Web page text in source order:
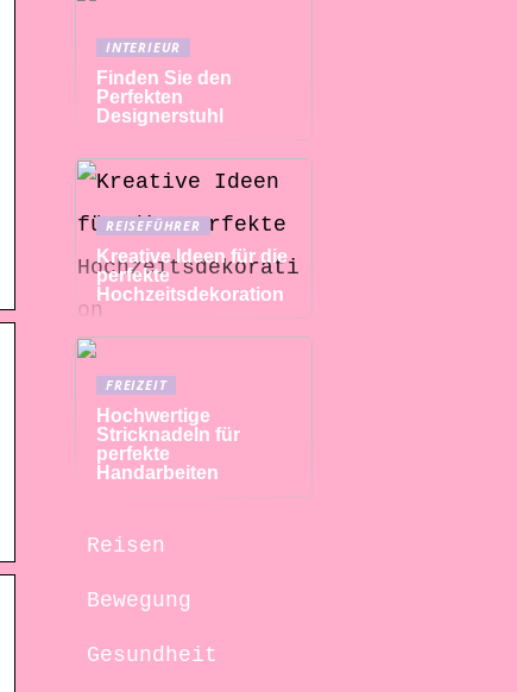
INTERIEUR
Finden Sie den
Perfekten
Designerstuhl
REISEFÜHRER
Kreative Ideen für die
perfekte
Hochzeitsdekoration
FREIZEIT
Hochwertige
Stricknadeln für
perfekte
Handarbeiten
Reisen
Bewegung
Gesundheit